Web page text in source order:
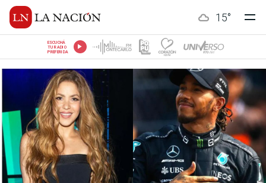
15°
ESCUCHÁ
TU RADIO
PREFERIDA